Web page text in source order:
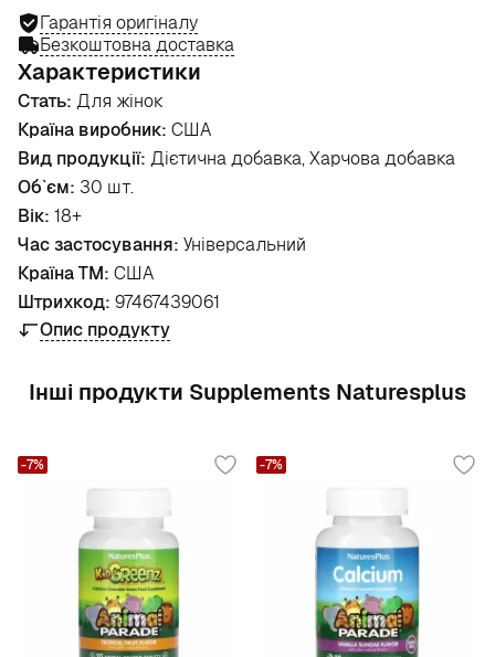
Гарантія оригіналу
Безкоштовна доставка
Характеристики
Стать: Для жінок
Країна виробник: США
Вид продукції: Дієтична добавка, Харчова добавка
Об`єм: 30 шт.
Вік: 18+
Час застосування: Універсальний
Країна ТМ: США
Штрихкод: 97467439061
Опис продукту
Інші продукти Supplements Naturesplus
-7% -7%